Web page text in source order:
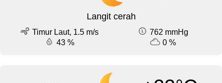
Langit cerah
Timur Laut, 1.5 m/s
762 mmHg
43 %
0 %